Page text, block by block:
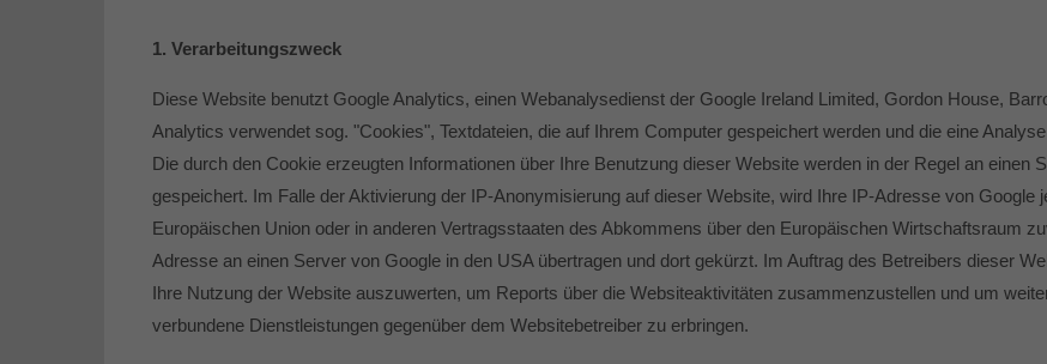
1. Verarbeitungszweck
Diese Website benutzt Google Analytics, einen Webanalysedienst der Google Ireland Limited, Gordon House,
Analytics verwendet sog. "Cookies", Textdateien, die auf Ihrem Computer gespeichert werden und die eine
Die durch den Cookie erzeugten Informationen über Ihre Benutzung dieser Website werden in der Regel an einen
gespeichert. Im Falle der Aktivierung der IP-Anonymisierung auf dieser Website, wird Ihre IP-Adresse von Google
Europäischen Union oder in anderen Vertragsstaaten des Abkommens über den Europäischen Wirtschaftsraum
Adresse an einen Server von Google in den USA übertragen und dort gekürzt. Im Auftrag des Betreibers dieser
Ihre Nutzung der Website auszuwerten, um Reports über die Websiteaktivitäten zusammenzustellen und um
verbundene Dienstleistungen gegenüber dem Websitebetreiber zu erbringen.